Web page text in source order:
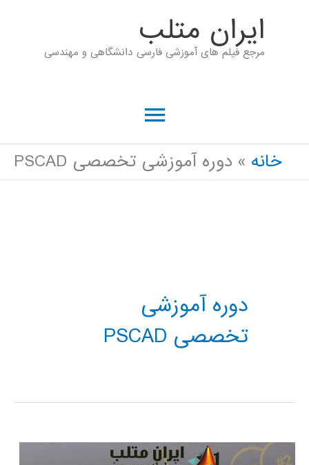
ايران متلب
مرجع فیلم های آموزشی فارسی دانشگاهی و مهندسی
فهرست
اصلی
خانه دوره آموزشی تخصصی PSCAD
دوره آموزشی
تخصصی PSCAD